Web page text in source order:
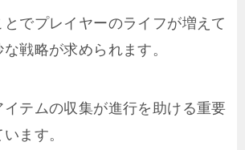
でプレイヤーのライフが増えて
戦略が求められます。
テムの収集が進行を助ける重要
ます。